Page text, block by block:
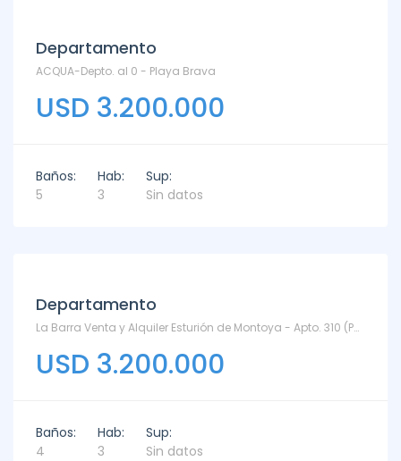
Departamento
ACQUA-Depto. al 0 - Playa Brava
USD 3.200.000
Baños:
5
Hab:
3
Sup:
Sin datos
Departamento
La Barra Venta y Alquiler Esturión de Montoya - Apto. 310 (Puente E - Penthouse) - Montoya
USD 3.200.000
Baños:
4
Hab:
3
Sup:
Sin datos